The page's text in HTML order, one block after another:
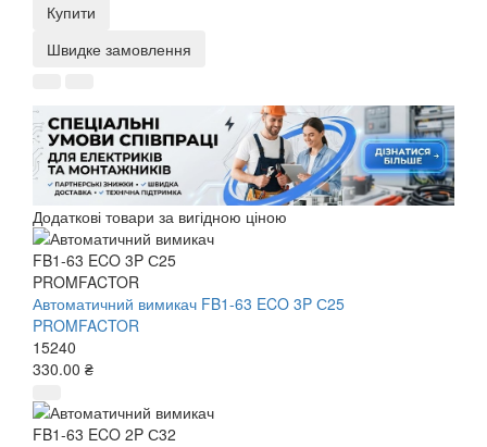
Купити
Швидке замовлення
Додаткові товари за вигідною ціною
Автоматичний вимикач FB1-63 ECO 3P С25
PROMFACTOR
15240
330.00 ₴